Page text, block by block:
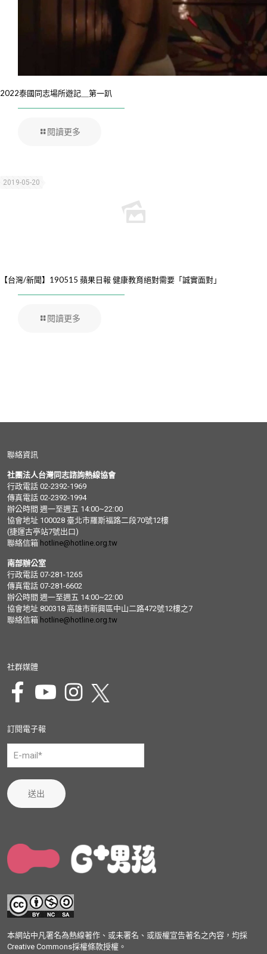
2022泰國同志場所遊記＿第一趴
閱讀更多
2019-05-20
【台灣/新聞】190515 蘋果日報 健康教育絕對需要「誠實面對」
閱讀更多
聯絡資訊
社團法人台灣同志諮詢熱線協會
行政電話 02-2392-1969
傳真電話 02-2392-1994
辦公時間 週一至週五 14:00~22:00
協會地址 100028 臺北市羅斯福路二段70號12樓
(捷運古亭站7號出口)
聯絡信箱 hotline@hotline.org.tw
南部辦公室
行政電話 07-281-1265
傳真電話 07-281-6602
辦公時間 週一至週五 14:00~22:00
協會地址 800318 高雄市新興區中山二路472號12樓之7
聯絡信箱 hotline@hotline.org.tw
社群媒體
訂閱電子報
送出
本網站中凡署名為熱線著作、或未署名、或版權宣告著名之內容，均採
Creative Commons採權條款授權。